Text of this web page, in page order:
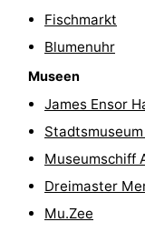
Spielplätze
Bowling
Zentren
Dörfer
Städte
Natur
Sport
Fischmarkt
Blumenuhr
Museen
James Ensor
Museumschiff
Dreimaster
Mu.Zee